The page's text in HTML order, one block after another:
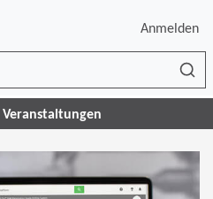
Anmelden
Veranstaltungen